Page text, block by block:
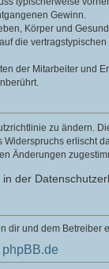
Gewinn.
Körper und
die
der Mitarbeiter und
zu ändern.
Änderungen
der
dir und dem